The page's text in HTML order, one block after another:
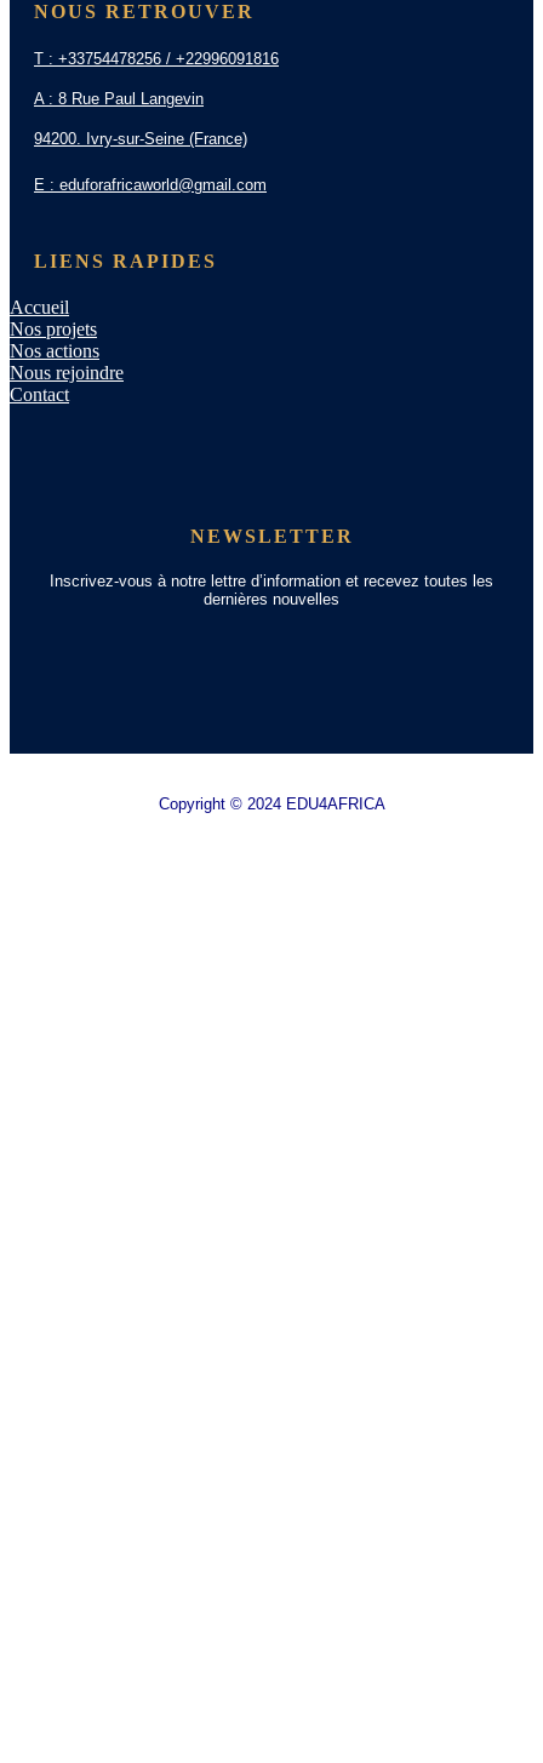
NOUS RETROUVER
T : +33754478256 / +22996091816
A : 8 Rue Paul Langevin
94200. Ivry-sur-Seine (France)
E : eduforafricaworld@gmail.com
LIENS RAPIDES
Accueil
Nos projets
Nos actions
Nous rejoindre
Contact
NEWSLETTER
Inscrivez-vous à notre lettre d’information et recevez toutes les
dernières nouvelles
Copyright © 2024 EDU4AFRICA